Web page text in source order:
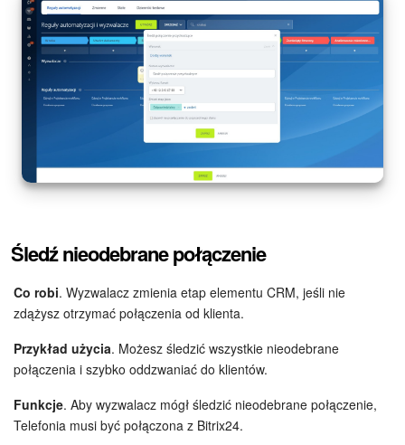
Śledź nieodebrane połączenie
Co robi. Wyzwalacz zmienia etap elementu CRM, jeśli nie
zdążysz otrzymać połączenia od klienta.
Przykład użycia. Możesz śledzić wszystkie nieodebrane
połączenia i szybko oddzwaniać do klientów.
Funkcje. Aby wyzwalacz mógł śledzić nieodebrane połączenie,
Telefonia musi być połączona z Bitrix24.